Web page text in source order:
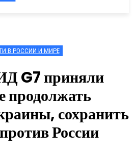
В РОССИИ И МИРЕ
G7 приняли
продолжать
сохранить
России